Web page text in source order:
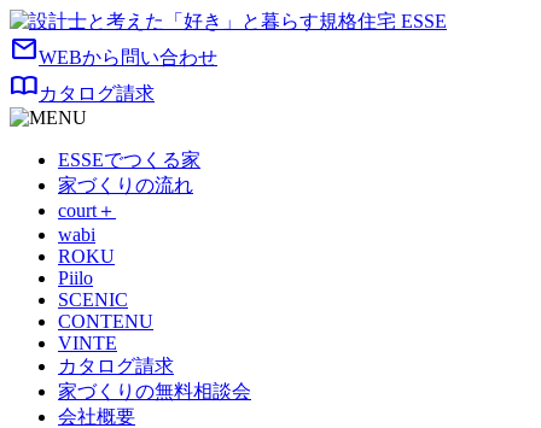
mailWEBから問い合わせ
import_contactsカタログ請求
ESSEでつくる家
家づくりの流れ
court＋
wabi
ROKU
Piilo
SCENIC
CONTENU
VINTE
カタログ請求
家づくりの無料相談会
会社概要